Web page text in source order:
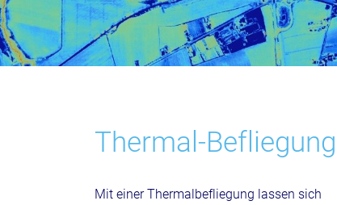
Thermal-Befliegung
Mit einer Thermalbefliegung lassen sich